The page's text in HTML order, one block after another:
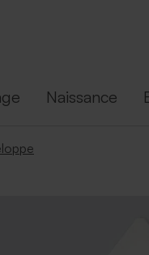
Naissance